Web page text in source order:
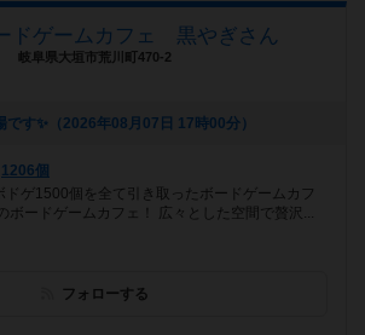
ドゲームカフェ 黒やぎさん
岐阜県大垣市荒川町470-2
す✨️（2026年08月07日 17時00分）
1206個
ドゲ1500個を全て引き取ったボードゲームカフ
ボードゲームカフェ！ 広々とした空間で贅沢...
フォローする